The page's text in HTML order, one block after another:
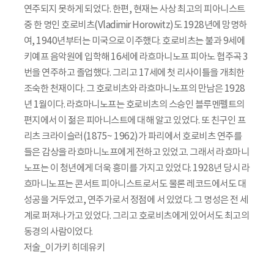
연주되지 못하게 되었다. 한편, 현재는 사상 최고의 피아니스트
중 한 명인 호로비츠(Vladimir Horowitz)도 1928년에 망명하
여, 1940년부터는 미국으로 이주했다. 호로비츠는 불과 9세에
키예프 음악원에 입학해 16세에 라흐마니노프 피아노 협주곡 3
번을 연주하고 졸업했다. 그리고 17세에 첫 리사이틀을 개최한
조숙한 천재이다. 그 호로비츠와 라흐마니노프의 만남은 1928
년 1월이다. 라흐마니노프는 호로비츠의 스승인 블루멘펠트의
편지에서 이 젊은 피아니스트에 대해 알고 있었다. 또 친구인 프
리츠 크라이슬러(1875~ 1962)가 파리에서 호로비츠 연주를
들은 감상을 라흐마니노프에게 전하고 있었고. 그래서 라흐마니
노프는 이 청년에게 더욱 흥미를 가지고 있었다. 1928년 당시 라
흐마니노프는 콘서트 피아니스트로서도 물론 레코드에서도 대
성공을 거두었고, 연주가로서 정점에 서 있었다. 그 명성은 전 세
계로 퍼져나가고 있었다. 그리고 호로비츠에게 있어서도 최고의
동경의 사람이었다.
저술_이가키 히데유키